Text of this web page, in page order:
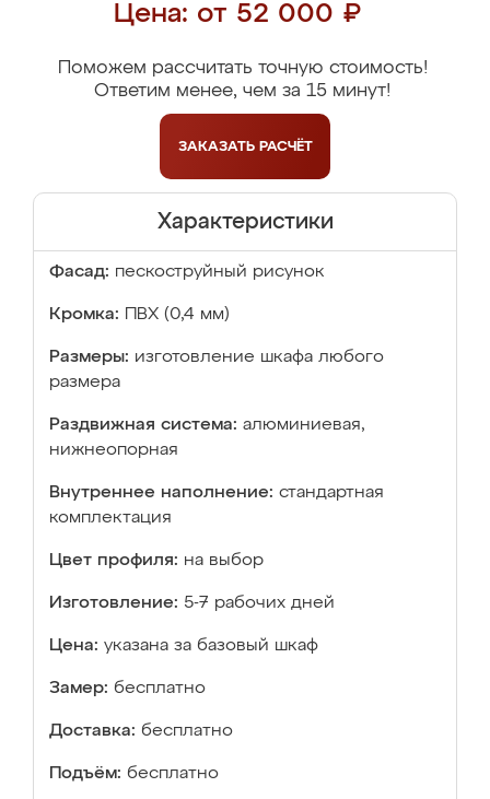
Цена: от 52 000 ₽
Поможем рассчитать точную стоимость!
Ответим менее, чем за 15 минут!
ЗАКАЗАТЬ РАСЧЁТ
Характеристики
Фасад: пескоструйный рисунок
Кромка: ПВХ (0,4 мм)
Размеры: изготовление шкафа любого
размера
Раздвижная система: алюминиевая,
нижнеопорная
Внутреннее наполнение: стандартная
комплектация
Цвет профиля: на выбор
Изготовление: 5-7 рабочих дней
Цена: указана за базовый шкаф
Замер: бесплатно
Доставка: бесплатно
Подъём: бесплатно